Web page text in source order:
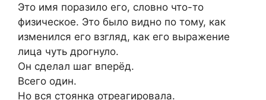
Это имя поразило его, словно что-то
физическое. Это было видно по тому, как
изменился его взгляд, как его выражение
лица чуть дрогнуло.
Он сделал шаг вперёд.
Всего один.
Но вся стоянка отреагировала.